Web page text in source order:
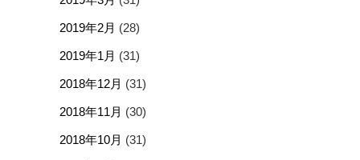
2019年2月 (28)
2019年1月 (31)
2018年12月 (31)
2018年11月 (30)
2018年10月 (31)